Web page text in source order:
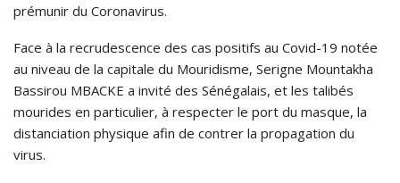
prémunir du Coronavirus.
Face à la recrudescence des cas positifs au Covid-19 notée
au niveau de la capitale du Mouridisme, Serigne Mountakha
Bassirou MBACKE a invité des Sénégalais, et les talibés
mourides en particulier, à respecter le port du masque, la
distanciation physique afin de contrer la propagation du
virus.